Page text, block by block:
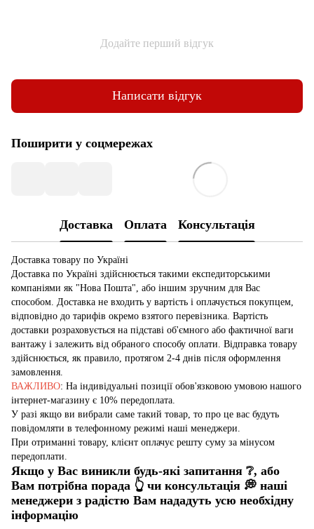
Додайте перший відгук
Написати відгук
Поширити у соцмережах
Доставка Оплата Консультація
Доставка товару по Україні
Доставка по Україні здійснюється такими експедиторськими
компаніями як "Нова Пошта", або іншим зручним для Вас
способом. Доставка не входить у вартість і оплачується покупцем,
відповідно до тарифів окремо взятого перевізника. Вартість
доставки розраховується на підставі об'ємного або фактичної ваги
вантажу і залежить від обраного способу оплати. Відправка товару
здійснюється, як правило, протягом 2-4 днів після оформлення
замовлення.
ВАЖЛИВО: На індивідуальні позиції обов'язковою умовою нашого
інтернет-магазину є 10% передоплата.
У разі якщо ви вибрали саме такий товар, то про це вас будуть
повідомляти в телефонному режимі наші менеджери.
При отриманні товару, клієнт оплачує решту суму за мінусом
передоплати.
Якщо у Вас виникли будь-які запитання ❔, або
Вам потрібна порада 👆 чи консультація 💭 наші
менеджери з радістю Вам нададуть усю необхідну
інформацію